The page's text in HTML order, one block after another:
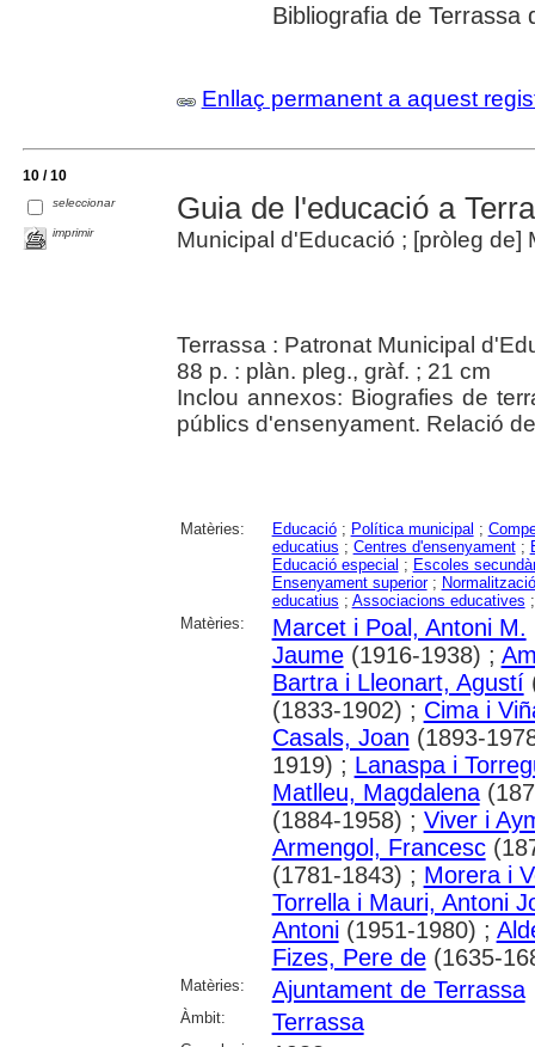
Bibliografia de Terrassa
Enllaç permanent a aquest
10 / 10
seleccionar
imprimir
Guia de l'educació a
Municipal d'Educació ; [pròleg de]
Terrassa : Patronat Municipal
88 p. : plàn. pleg., gràf. ; 21 cm
Inclou annexos: Biografies de
públics d'ensenyament. Relació
Matèries: Educació; Política municipal ;
educatius ; Centres d'ensenyament;
Educació especial ; Escoles
Ensenyament superior;
educatius ; Associacions educatives
Matèries:
Marcet i Poal, Antoni M.
Jaume(1916-1938) ;
Bartra i Lleonart, Agustí
(1833-1902) ; Cima i
Casals, Joan (1893-
1919) ; Lanaspa i
Matlleu, Magdalena
(1884-1958) ; Viver i
Armengol, Francesc
(1781-1843) ; Morera i
Torrella i Mauri, Antoni
Antoni(1951-1980) ;
Fizes, Pere de(1635-
Matèries: Ajuntament de Terrassa
Àmbit: Terrassa